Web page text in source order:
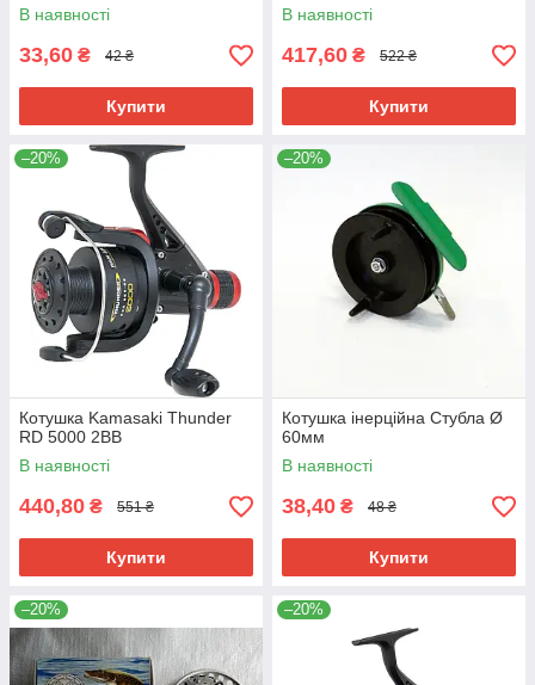
В наявності
33,60 ₴ 42 ₴
Купити
В наявності
417,60 ₴ 522 ₴
Купити
–20%
Котушка Kamasaki Thunder
RD 5000 2BB
В наявності
440,80 ₴ 551 ₴
Купити
–20%
Котушка інерційна Стубла Ø
60мм
В наявності
38,40 ₴ 48 ₴
Купити
–20% –20%